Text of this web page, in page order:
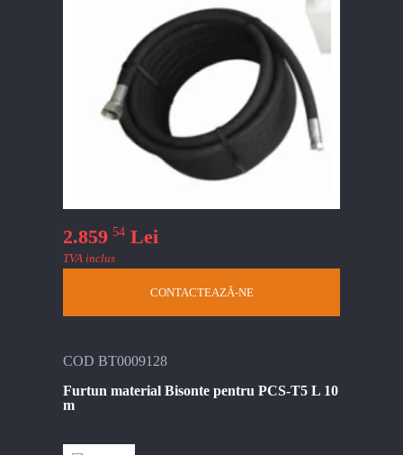
2.859 54 Lei
TVA inclus
CONTACTEAZĂ-NE
COD BT0009128
Furtun material Bisonte pentru PCS-T5 L 10
m